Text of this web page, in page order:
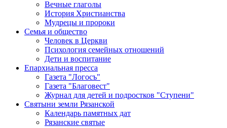
Вечные глаголы
История Христианства
Мудрецы и пророки
Семья и общество
Человек в Церкви
Психология семейных отношений
Дети и воспитание
Епархиальная пресса
Газета "Логосъ"
Газета "Благовест"
Журнал для детей и подростков "Ступени"
Святыни земли Рязанской
Календарь памятных дат
Рязанские святые